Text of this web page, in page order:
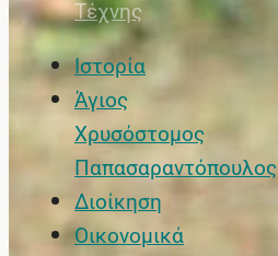
Τέχνης
Ιστορία
Άγιος
Χρυσόστομος
Παπασαραντόπουλος
Διοίκηση
Οικονομικά